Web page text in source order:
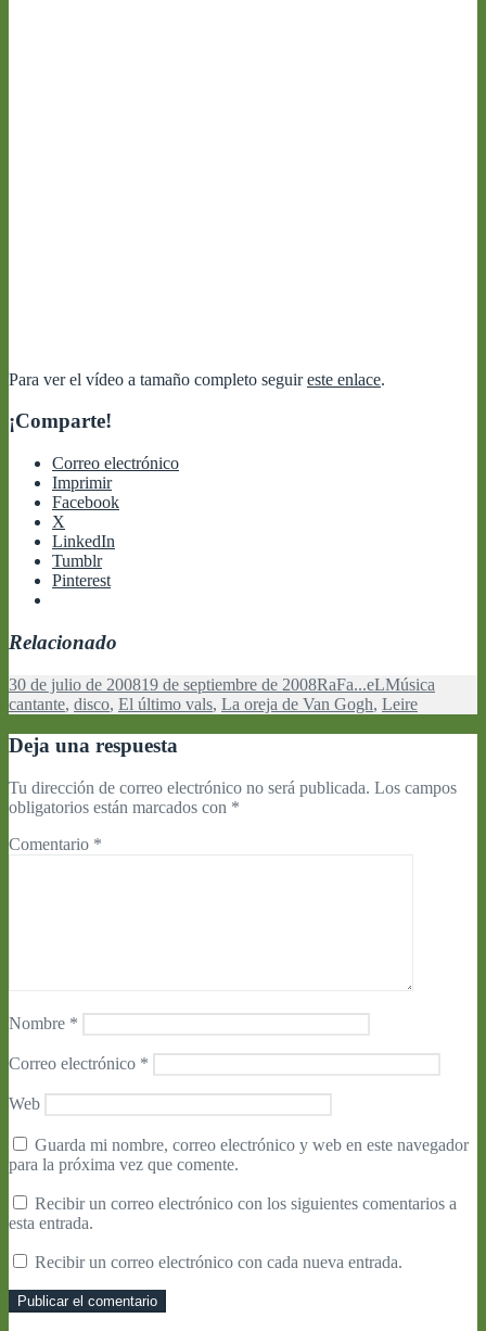
Para ver el vídeo a tamaño completo seguireste enlace.
¡Comparte!
Correo electrónico
Imprimir
Facebook
X
LinkedIn
Tumblr
Pinterest
Relacionado
Publicado
el
30 de julio de 200819 de septiembre de 2008Autor
RaFa...eLCategorías
Música
cantante, disco, El último vals, La oreja de Van Gogh, Leire
Deja una respuesta
Tu dirección de correo electrónico no será publicada. Los campos
obligatorios están marcados con *
Comentario *
Nombre *
Correo electrónico *
Web
Guarda mi nombre, correo electrónico y web en este navegador
para la próxima vez que comente.
Recibir un correo electrónico con los siguientes comentarios a
esta entrada.
Recibir un correo electrónico con cada nueva entrada.